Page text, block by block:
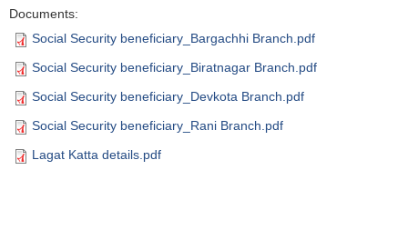
Documents:
Social Security beneficiary_Bargachhi Branch.pdf
Social Security beneficiary_Biratnagar Branch.pdf
Social Security beneficiary_Devkota Branch.pdf
Social Security beneficiary_Rani Branch.pdf
Lagat Katta details.pdf